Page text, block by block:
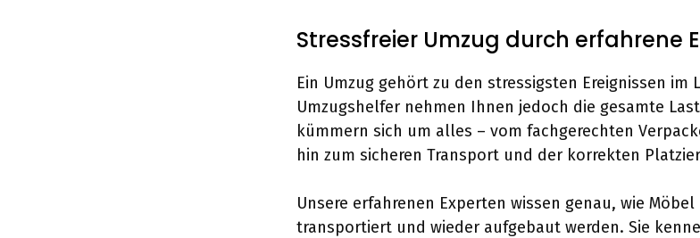
Stressfreier Umzug durch erfahrene
Ein Umzug gehört zu den stressigsten Ereignissen im
Umzugshelfer nehmen Ihnen jedoch die gesamte
kümmern sich um alles – vom fachgerechten
hin zum sicheren Transport und der korrekten
Unsere erfahrenen Experten wissen genau, wie
transportiert und wieder aufgebaut werden. Sie